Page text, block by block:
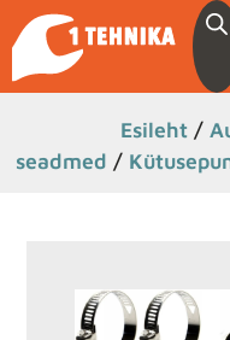
Esileht/
seadmed /